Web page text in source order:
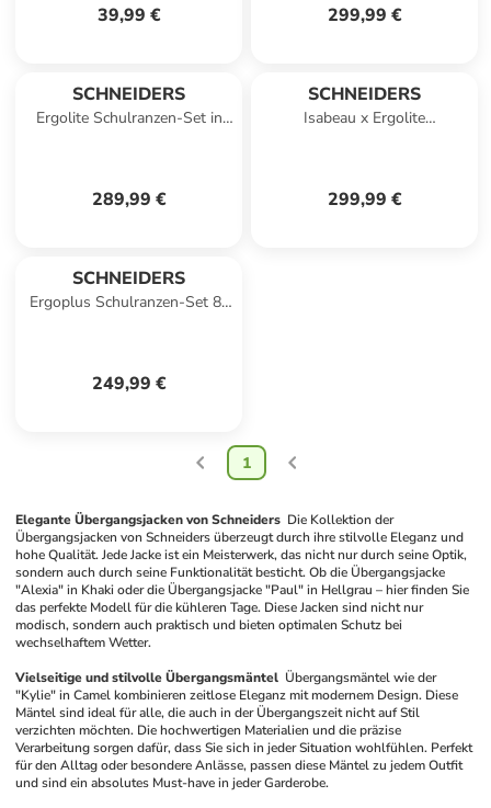
39,99 € 299,99 €
SCHNEIDERS
Ergolite Schulranzen-Set in
289,99 €
SCHNEIDERS
Isabeau x Ergolite
299,99 €
SCHNEIDERS
Ergoplus Schulranzen-Set 8-
249,99 €
1
Elegante Übergangsjacken von Schneiders Die Kollektion der
Übergangsjacken von Schneiders überzeugt durch ihre stilvolle Eleganz und
hohe Qualität. Jede Jacke ist ein Meisterwerk, das nicht nur durch seine Optik,
sondern auch durch seine Funktionalität besticht. Ob die Übergangsjacke
"Alexia" in Khaki oder die Übergangsjacke "Paul" in Hellgrau – hier finden Sie
das perfekte Modell für die kühleren Tage. Diese Jacken sind nicht nur
modisch, sondern auch praktisch und bieten optimalen Schutz bei
wechselhaftem Wetter.
Vielseitige und stilvolle Übergangsmäntel Übergangsmäntel wie der
"Kylie" in Camel kombinieren zeitlose Eleganz mit modernem Design. Diese
Mäntel sind ideal für alle, die auch in der Übergangszeit nicht auf Stil
verzichten möchten. Die hochwertigen Materialien und die präzise
Verarbeitung sorgen dafür, dass Sie sich in jeder Situation wohlfühlen. Perfekt
für den Alltag oder besondere Anlässe, passen diese Mäntel zu jedem Outfit
und sind ein absolutes Must-have in jeder Garderobe.